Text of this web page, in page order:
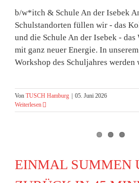
b/w*itch & Schule An der Isebek
Schulstandorten füllen wir - das
und die Schule An der Isebek - das
mit ganz neuer Energie. In
Workshop des Schuljahres werden
Von TUSCH Hamburg
05. Juni 2026
Weiterlesen
EINMAL SUMMEN